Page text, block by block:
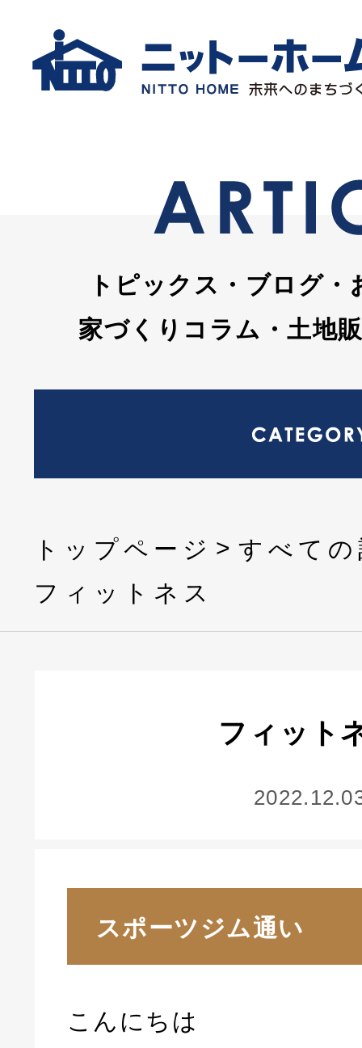
トピックス・ブログ・
家づくりコラム・土地
トップページ
すべて
フィットネス
フィット
スポーツジム通い
こんにちは